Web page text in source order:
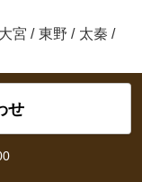
大宮 / 東野 / 太秦 /
せ